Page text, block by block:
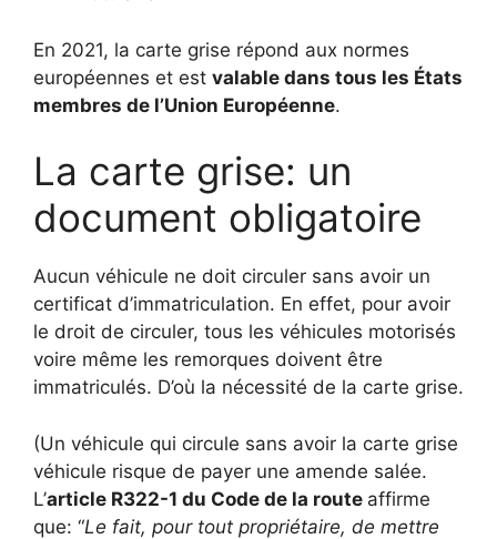
En 2021, la carte grise répond aux normes
européennes et est valable dans tous les États
membres de l’Union Européenne.
La carte grise: un
document obligatoire
Aucun véhicule ne doit circuler sans avoir un
certificat d’immatriculation. En effet, pour avoir
le droit de circuler, tous les véhicules motorisés
voire même les remorques doivent être
immatriculés. D’où la nécessité de la carte grise.
(Un véhicule qui circule sans avoir la carte grise
véhicule risque de payer une amende salée.
L’article R322-1 du Code de la route affirme
que: “Le fait, pour tout propriétaire, de mettre